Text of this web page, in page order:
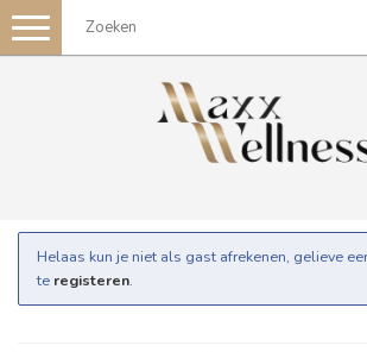
Toggle
navigation
Helaas kun je niet als gast afrekenen, gelieve
te registeren.